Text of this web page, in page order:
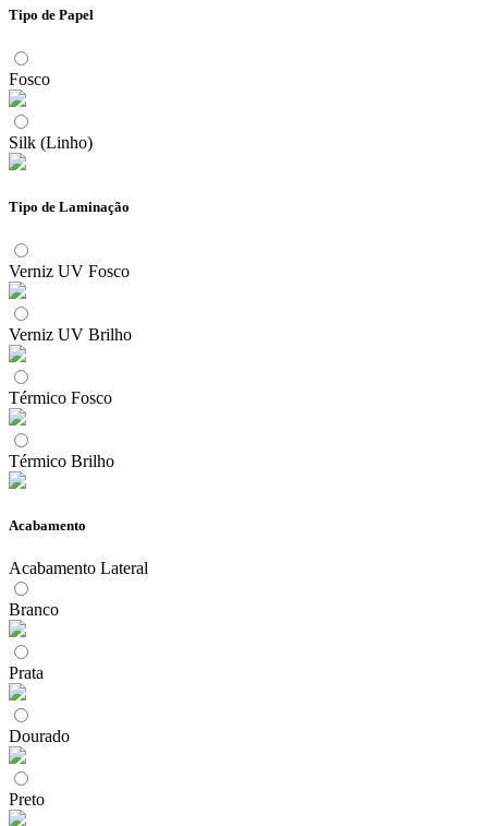
Tipo de Papel
Fosco
Silk (Linho)
Tipo de Laminação
Verniz UV Fosco
Verniz UV Brilho
Térmico Fosco
Térmico Brilho
Acabamento
Acabamento Lateral
Branco
Prata
Dourado
Preto